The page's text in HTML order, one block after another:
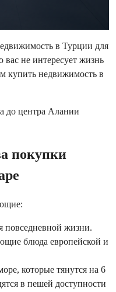
в Турции для
не интересует жизнь
купить недвижимость в
до центра Алании
покупки
повседневной жизни.
блюда европейской и
которые тянутся на 6
в пешей доступности